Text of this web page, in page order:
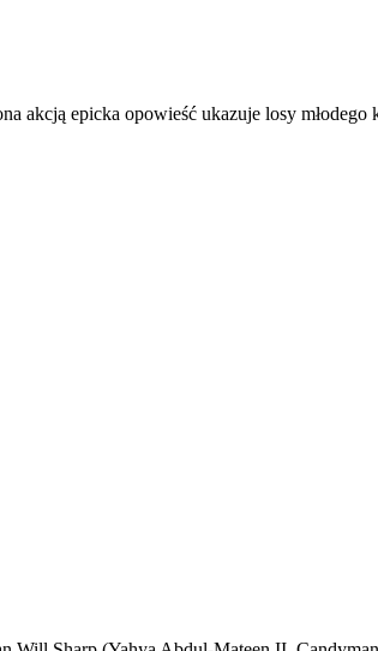
akcją epicka opowieść ukazuje losy